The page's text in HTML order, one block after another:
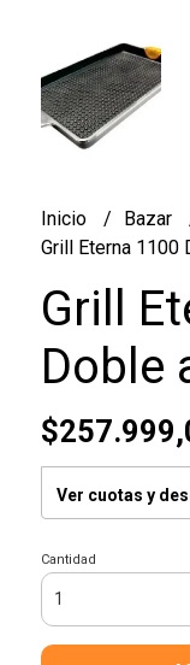
Inicio
Bazar
Grill Eterna 1100
Grill
Doble
Ver cuotas y
Cantidad